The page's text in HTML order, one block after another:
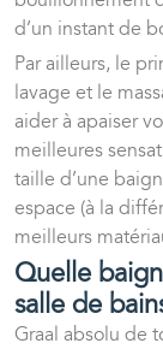
d’un instant de
Par ailleurs, le
lavage et le
aider à apaiser
meilleures
taille d’une
espace (à la
meilleurs
Quelle
salle de
Graal absolu de